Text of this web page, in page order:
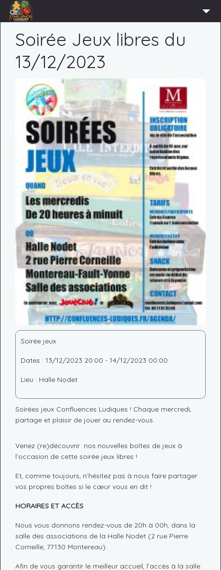
ADHÉRER
AGENDA
LUDOTHÈQUE
PARTENAIRES
CONNEXION
Soirée Jeux libres du
13/12/2023
Soirée jeux
Dates : 13/12/2023 20:00 - 14/12/2023 00:00
Lieu : Halle Nodet
Soirées jeux Confluences Ludiques ! Chaque mercredi,
partage et plaisir de jouer au rendez-vous.
Venez (re)découvrir nos nouvelles boîtes de jeux à
l’occasion de cette soirée jeux libres !
Et, comme toujours, n’hésitez pas à nous faire partager
vos propres boîtes si le cœur vous en dit !
HORAIRES ET ACCÈS
Nous vous donnons rendez-vous de 20h à 00h, dans la
salle des associations de la Halle Nodet (2 rue Pierre
Corneille, 77130 Montereau).
Afin de vous garantir le meilleur accueil, l’accès à la salle